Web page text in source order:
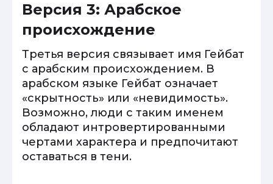
Версия 3: Арабское
происхождение
Третья версия связывает имя Гейбат
с арабским происхождением. В
арабском языке Гейбат означает
«скрытность» или «невидимость».
Возможно, люди с таким именем
обладают интровертированными
чертами характера и предпочитают
оставаться в тени.